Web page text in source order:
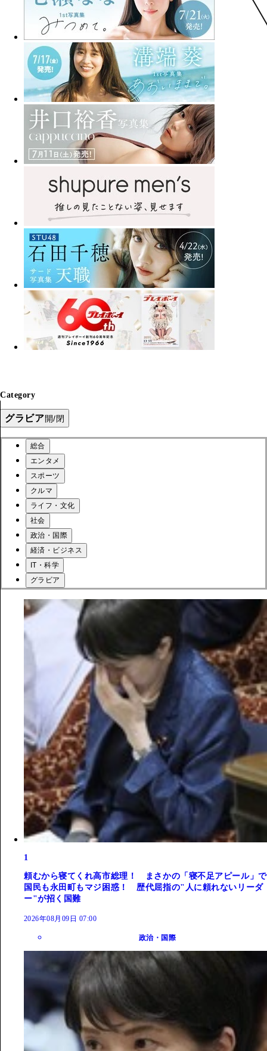
Category
グラビア開/閉
総合
エンタメ
スポーツ
クルマ
ライフ・文化
社会
政治・国際
経済・ビジネス
IT・科学
グラビア
1
頼むから寝てくれ高市総理！ まさかの「寝不足アピール」で
国民も永田町もマジ困惑！ 歴代屈指の"人に頼れないリーダ
ー"が招く国難
2026年08月09日 07:00
政治・国際